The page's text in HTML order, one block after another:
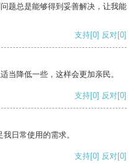
题总是能够得到妥善解决，让我能
支持[0] 反对[0]
当降低一些，这样会更加亲民。
支持[0] 反对[0]
日常使用的需求。
支持[0] 反对[0]